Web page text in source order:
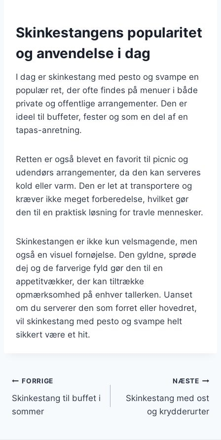
Skinkestangens popularitet
og anvendelse i dag
I dag er skinkestang med pesto og svampe en
populær ret, der ofte findes på menuer i både
private og offentlige arrangementer. Den er
ideel til buffeter, fester og som en del af en
tapas-anretning.
Retten er også blevet en favorit til picnic og
udendørs arrangementer, da den kan serveres
kold eller varm. Den er let at transportere og
kræver ikke meget forberedelse, hvilket gør
den til en praktisk løsning for travle mennesker.
Skinkestangen er ikke kun velsmagende, men
også en visuel fornøjelse. Den gyldne, sprøde
dej og de farverige fyld gør den til en
appetitvækker, der kan tiltrække
opmærksomhed på enhver tallerken. Uanset
om du serverer den som forret eller hovedret,
vil skinkestang med pesto og svampe helt
sikkert være et hit.
Indlægsnavigation
FORRIGE
Skinkestang til buffet i
sommer
NÆSTE
Skinkestang med ost
og krydderurter